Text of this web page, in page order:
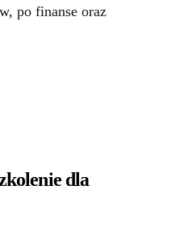
po finanse oraz
dla